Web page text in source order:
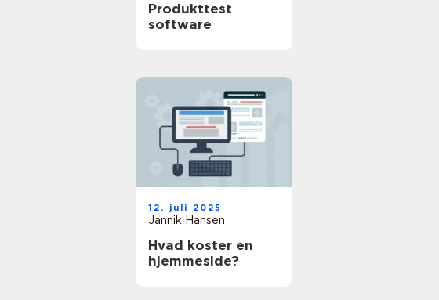
Produkttest
software
12. juli 2025
Jannik Hansen
Hvad koster en
hjemmeside?